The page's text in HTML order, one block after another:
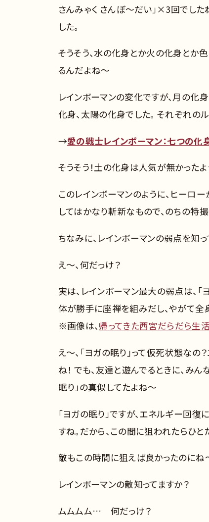
さんみゃく さんぼ～だい」×3回でし
した。
そうそう、水の化身とか火の化身とか
るんだよね～
レインボーマンの変化ですが、月の化
化身、太陽の化身でした。 それぞれの
→愛の戦士レインボーマン：七つの化
そうそう！土の化身は人気が無かった
このレインボーマンのように、ヒーロ
してはかなり斬新なもので、のちの特
ちなみに、レインボーマンの弱点を知っ
え～、何だっけ？
実は、レインボーマン最大の弱点は、
体が勝手に座禅を組みだし、やがて全
※画像は、帰ってきた西宮だらだら生活
え～、「ヨガの眠り」って仮死状態な
ね！ でも、友達と遊んでるときに、み
眠り」の真似してたよね～
「ヨガの眠り」ですが、エネルギー回
すね。だから、この間に狙われたらひと
敵もこの時間に狙えば良かったのにね
レインボーマンの敵知ってますか？
ムムムム… 何だっけ？